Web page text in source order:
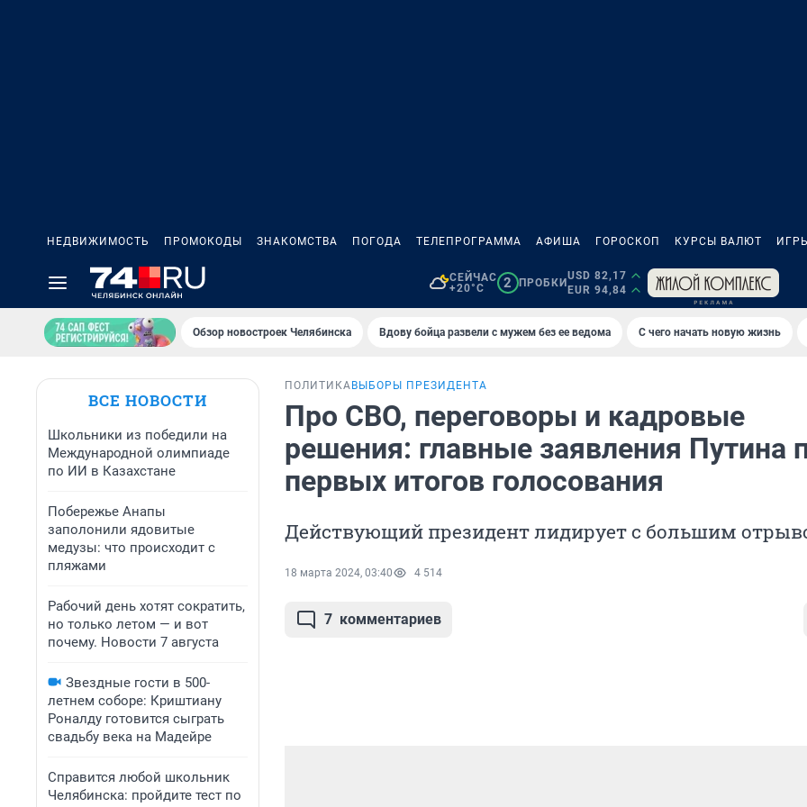
НЕДВИЖИМОСТЬ ПРОМОКОДЫ ЗНАКОМСТВА ПОГОДА ТЕЛЕПРОГРАММА АФИША ГОРОСКОП КУРСЫ ВАЛЮТ ИГРЫ
СЕЙЧАС
+20°C
2 ПРОБКИ
USD 82,17
EUR 94,84
Обзор новостроек Челябинска Вдову бойца развели с мужем без ее ведома С чего начать новую жизнь
ВСЕ НОВОСТИ
Школьники из победили на
Международной олимпиаде
по ИИ в Казахстане
Побережье Анапы
заполонили ядовитые
медузы: что происходит с
пляжами
Рабочий день хотят сократить,
но только летом — и вот
почему. Новости 7 августа
Звездные гости в 500-
летнем соборе: Криштиану
Роналду готовится сыграть
свадьбу века на Мадейре
Справится любой школьник
Челябинска: пройдите тест по
ПОЛИТИКА ВЫБОРЫ ПРЕЗИДЕНТА
Про СВО, переговоры и кадровые
решения: главные заявления Путина
первых итогов голосования
Действующий президент лидирует с большим
18 марта 2024, 03:40 4 514
7 комментариев